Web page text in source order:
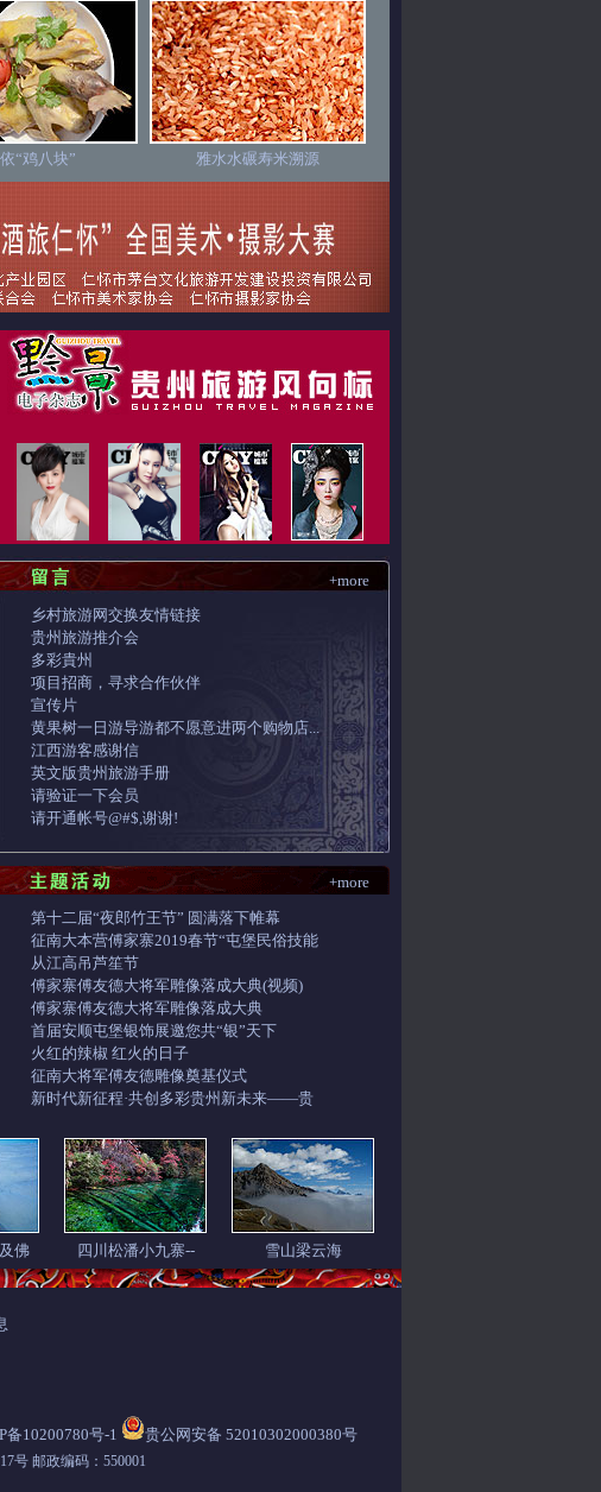
“鸡八块” 雅水水碾寿米溯源
+more
乡村旅游网交换友情链接
贵州旅游推介会
多彩貴州
项目招商，寻求合作伙伴
宣传片
黄果树一日游导游都不愿意进两个购物店...
江西游客感谢信
英文版贵州旅游手册
请验证一下会员
请开通帐号@#$,谢谢!
+more
第十二届“夜郎竹王节” 圆满落下帷幕
征南大本营傅家寨2019春节“屯堡民俗技能
从江高吊芦笙节
傅家寨傅友德大将军雕像落成大典(视频)
傅家寨傅友德大将军雕像落成大典
首届安顺屯堡银饰展邀您共“银”天下
火红的辣椒 红火的日子
征南大将军傅友德雕像奠基仪式
新时代新征程·共创多彩贵州新未来——贵
佛 四川松潘小九寨-- 雪山梁云海
备10200780号-1 贵公网安备 52010302000380号
号 邮政编码：550001